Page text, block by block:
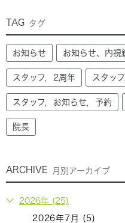
TAG タグ
お知らせ お知らせ、内視
スタッフ，2周年 スタッ
スタッフ，お知らせ，予約
院長
ARCHIVE 月別アーカイブ
2026年 (25)
2026年7月 (5)